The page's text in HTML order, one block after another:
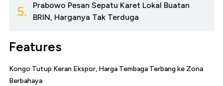
5.
Prabowo Pesan Sepatu Karet Lokal Buatan
BRIN, Harganya Tak Terduga
Features
Kongo Tutup Keran Ekspor, Harga Tembaga Terbang ke Zona
Berbahaya